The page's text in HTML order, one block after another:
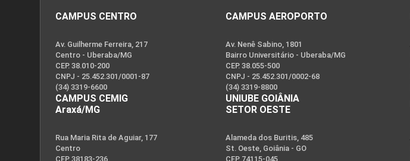
CAMPUS CENTRO
Av. Guilherme Ferreira, 217
Centro - Uberaba/MG
CEP. 38.010-200
CNPJ - 25.452.301/0001-87
(34) 3319-6600
CAMPUS CEMIG
Araxá/MG
Rua Maria Rita de Aguiar, 177
Centro
CEP. 38183-236
CAMPUS AEROPORTO
Av. Nenê Sabino, 1801
Bairro Universitário - Uberaba/MG
CEP. 38.055-500
CNPJ - 25.452.301/0002-68
(34) 3319-8800
UNIUBE GOIÂNIA
SETOR OESTE
Alameda dos Buritis, 485
St. Oeste, Goiânia - GO
CEP. 74115-045